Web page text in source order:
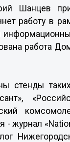
Шанцев
работу в
работа
стенды
- журнал